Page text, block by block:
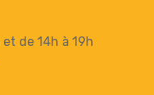
et de 14h à 19h